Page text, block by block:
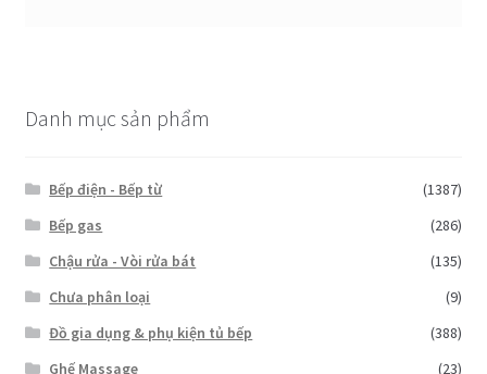
Danh mục sản phẩm
Bếp điện - Bếp từ
(1387)
Bếp gas
(286)
Chậu rửa - Vòi rửa bát
(135)
Chưa phân loại
(9)
Đồ gia dụng & phụ kiện tủ bếp
(388)
Ghế Massage
(23)